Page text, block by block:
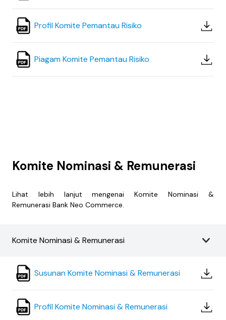
Profil Komite Pemantau Risiko
Piagam Komite Pemantau Risiko
Komite Nominasi & Remunerasi
Lihat lebih lanjut mengenai Komite Nominasi &
Remunerasi Bank Neo Commerce.
Komite Nominasi & Remunerasi
Susunan Komite Nominasi & Remunerasi
Profil Komite Nominasi & Remunerasi